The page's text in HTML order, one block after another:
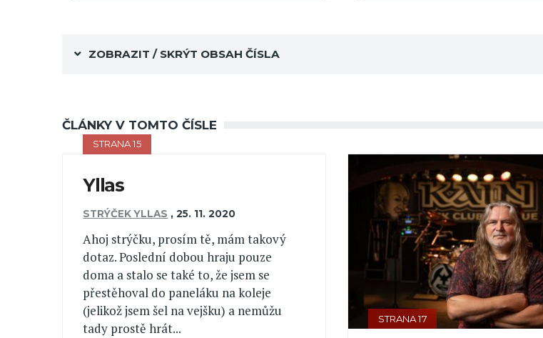
ZOBRAZIT / SKRÝT OBSAH ČÍSLA
ČLÁNKY V TOMTO ČÍSLE
STRANA 15
Yllas
STRÝČEK YLLAS ,25. 11. 2020
Ahoj strýčku, prosím tě, mám takový
dotaz. Poslední dobou hraju pouze
doma a stalo se také to, že jsem se
přestěhoval do paneláku na koleje
(jelikož jsem šel na vejšku) a nemůžu
tady prostě hrát...
STRANA 17